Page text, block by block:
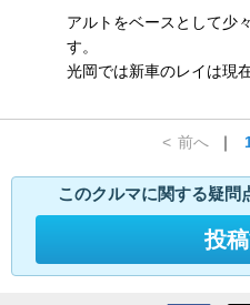
アルトをベースとして少
す。
光岡では新車のレイは現
< 前へ ｜
このクルマに関する疑問
投